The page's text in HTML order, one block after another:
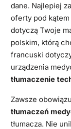
dane. Najlepiej
oferty pod
dotyczą Twoje
polskim, którą
francuski
urządzenia
tłumaczenie
Zawsze
tłumaczeń
tłumacza. Nie